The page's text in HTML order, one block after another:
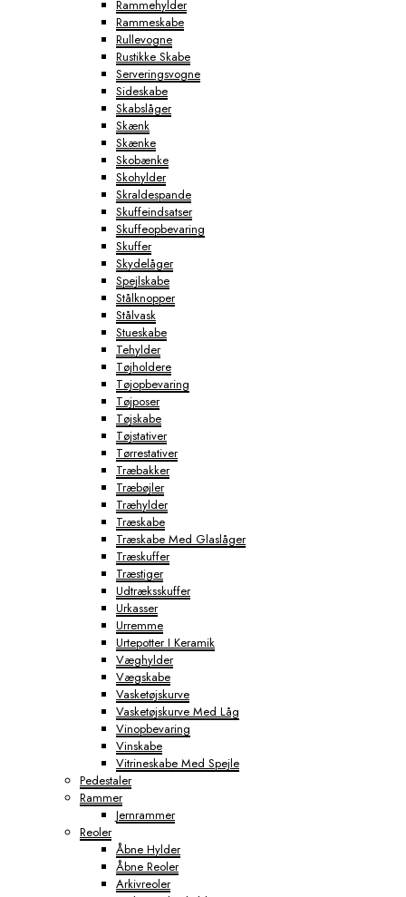
Rammehylder
Rammeskabe
Rullevogne
Rustikke Skabe
Serveringsvogne
Sideskabe
Skabslåger
Skænk
Skænke
Skobænke
Skohylder
Skraldespande
Skuffeindsatser
Skuffeopbevaring
Skuffer
Skydelåger
Spejlskabe
Stålknopper
Stålvask
Stueskabe
Tehylder
Tøjholdere
Tøjopbevaring
Tøjposer
Tøjskabe
Tøjstativer
Tørrestativer
Træbakker
Træbøjler
Træhylder
Træskabe
Træskabe Med Glaslåger
Træskuffer
Træstiger
Udtræksskuffer
Urkasser
Urremme
Urtepotter I Keramik
Væghylder
Vægskabe
Vasketøjskurve
Vasketøjskurve Med Låg
Vinopbevaring
Vinskabe
Vitrineskabe Med Spejle
Pedestaler
Rammer
Jernrammer
Reoler
Åbne Hylder
Åbne Reoler
Arkivreoler